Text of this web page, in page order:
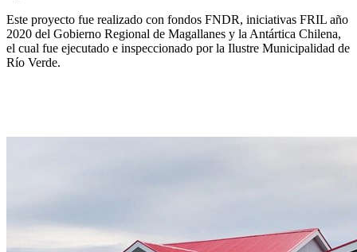
Este proyecto fue realizado con fondos FNDR, iniciativas FRIL año
2020 del Gobierno Regional de Magallanes y la Antártica Chilena,
el cual fue ejecutado e inspeccionado por la Ilustre Municipalidad de
Río Verde.